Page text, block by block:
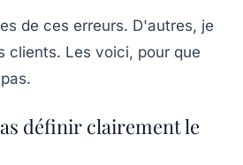
de ces erreurs. D'autres, je
clients. Les voici, pour que
définir clairement le